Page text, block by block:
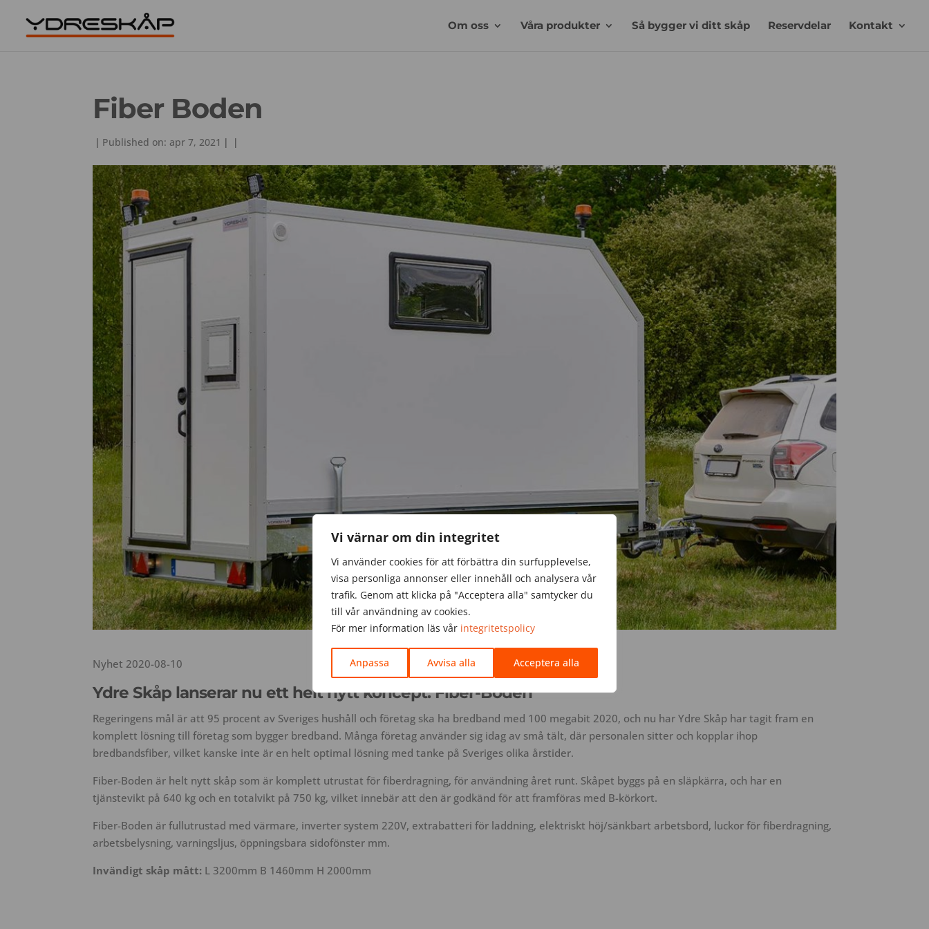
Vi värnar om din integritet
Vi använder cookies för att förbättra din surfupplevelse,
visa personliga annonser eller innehåll och analysera vår
trafik. Genom att klicka på "Acceptera alla" samtycker du
till vår användning av cookies.
För mer information läs vår integritetspolicy
Anpassa Avvisa alla Acceptera alla
Om oss Våra produkter Så bygger vi ditt skåp Reservdelar Kontakt
Fiber Boden
| Published on: apr 7, 2021 | |
Nyhet 2020-08-10
Ydre Skåp lanserar nu ett helt nytt koncept:Fiber-Boden
Regeringens mål är att 95 procent av Sveriges hushåll och företag ska ha bredband med 100 megabit 2020, och nu har Ydre Skåp har tagit fram en
komplett lösning till företag som bygger bredband. Många företag använder sig idag av små tält, där personalen sitter och kopplar ihop
bredbandsfiber, vilket kanske inte är en helt optimal lösning med tanke på Sveriges olika årstider.
Fiber-Boden är helt nytt skåp som är komplett utrustat för fiberdragning, för användning året runt. Skåpet byggs på en släpkärra, och har en
tjänstevikt på 640 kg och en totalvikt på 750 kg, vilket innebär att den är godkänd för att framföras med B-körkort.
Fiber-Boden är fullutrustad med värmare, inverter system 220V, extrabatteri för laddning, elektriskt höj/sänkbart arbetsbord, luckor för fiberdragning,
arbetsbelysning, varningsljus, öppningsbara sidofönster mm.
Invändigt skåp mått: L 3200mm B 1460mm H 2000mm